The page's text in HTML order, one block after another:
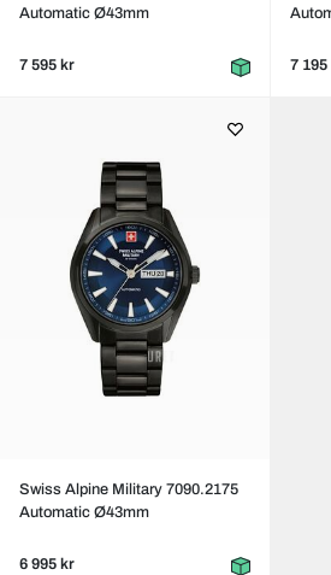
Automatic Ø43mm
7 595 kr 7 195
Swiss Alpine Military 7090.2175
Automatic Ø43mm
6 995 kr